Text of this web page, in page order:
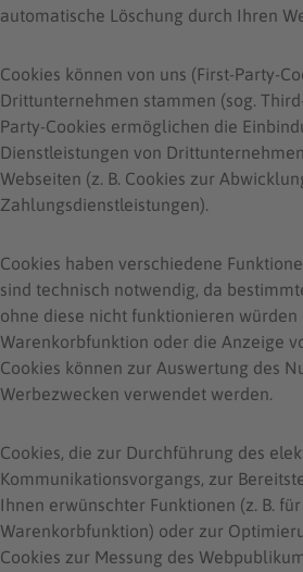
automatische Löschung durch Ihren
Cookies können von uns (First-Party-
Drittunternehmen stammen (sog.
Party-Cookies ermöglichen die
Dienstleistungen von
Webseiten (z. B. Cookies zur
Zahlungsdienstleistungen).
Cookies haben verschiedene
sind technisch notwendig, da
ohne diese nicht funktionieren würden
Warenkorbfunktion oder die Anzeige
Cookies können zur Auswertung des
Werbezwecken verwendet werden.
Cookies, die zur Durchführung des
Kommunikationsvorgangs, zur
Ihnen erwünschter Funktionen (z. B.
Warenkorbfunktion) oder zur
Cookies zur Messung des